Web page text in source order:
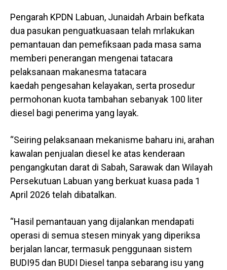
Pengarah KPDN Labuan, Junaidah Arbain befkata
dua pasukan penguatkuasaan telah mrlakukan
pemantauan dan pemefiksaan pada masa sama
memberi penerangan mengenai tatacara
pelaksanaan makanesma tatacara
kaedah pengesahan kelayakan, serta prosedur
permohonan kuota tambahan sebanyak 100 liter
diesel bagi penerima yang layak.
“Seiring pelaksanaan mekanisme baharu ini, arahan
kawalan penjualan diesel ke atas kenderaan
pengangkutan darat di Sabah, Sarawak dan Wilayah
Persekutuan Labuan yang berkuat kuasa pada 1
April 2026 telah dibatalkan.
“Hasil pemantauan yang dijalankan mendapati
operasi di semua stesen minyak yang diperiksa
berjalan lancar, termasuk penggunaan sistem
BUDI95 dan BUDI Diesel tanpa sebarang isu yang